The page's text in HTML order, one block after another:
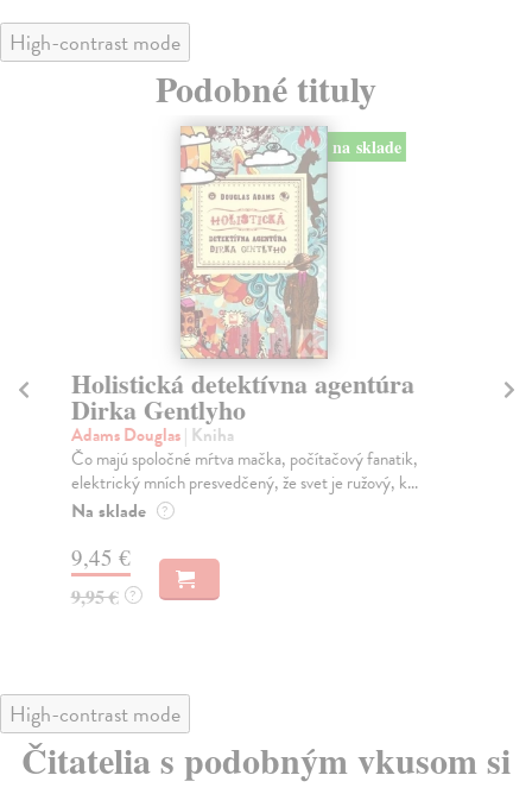
High-contrast mode
Podobné tituly
na sklade
Holistická detektívna agentúra
Dirka Gentlyho
Adams Douglas| Kniha
Čo majú spoločné mŕtva mačka, počítačový fanatik,
elektrický mních presvedčený, že svet je ružový, k...
Na sklade ?
9,45 €
9,95 € ?
High-contrast mode
Čitatelia s podobným vkusom si